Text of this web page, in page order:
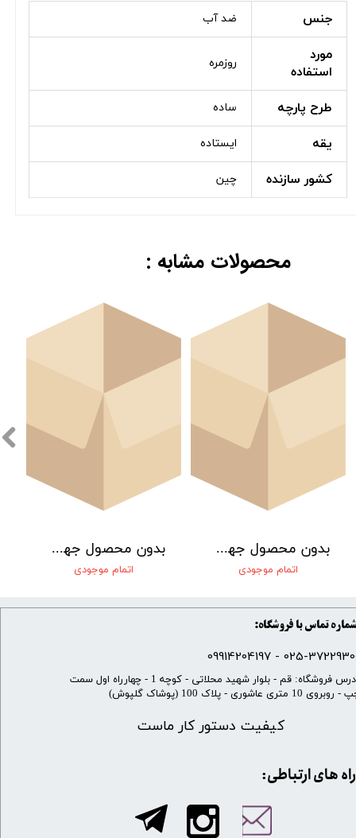
جنس ضد آب
مورد
استفاده
روزمره
طرح پارچه ساده
یقه ایستاده
کشور سازنده چین
بدون محصول جهت نمایش
اتمام موجودی
بدون محصول جهت نمایش
اتمام موجودی
محصولات مشابه :
شماره تماس با فروشگاه:
025-37229300 -
کیفیت دستور کار ماست
​آدرس فروشگاه: قم - بلوار شهید محلاتی - کوچه 1 - چهارراه اول سمت
10 متری عاشوری - پلاک 100 (پوشاک گلپوش)
​​راه های ارتباطی: